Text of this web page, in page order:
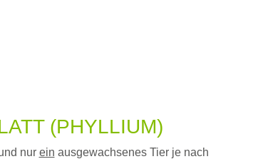
(PHYLLIUM)
nur ein ausgewachsenes Tier je nach